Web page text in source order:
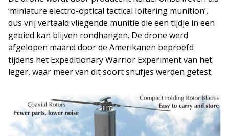
‘miniature electro-optical tactical loitering munition’,
dus vrij vertaald vliegende munitie die een tijdje in een
gebied kan blijven rondhangen. De drone werd
afgelopen maand door de Amerikanen beproefd
tijdens het Expeditionary Warrior Experiment van het
leger, waar meer van dit soort snufjes werden getest.